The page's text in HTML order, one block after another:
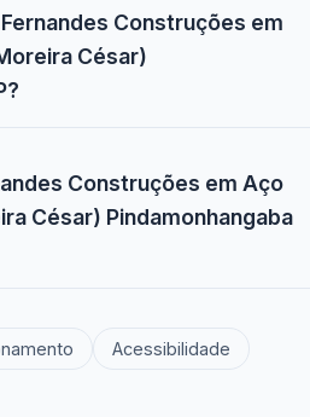
Construções em
César)
Construções em Aço
César) Pindamonhangaba
Acessibilidade